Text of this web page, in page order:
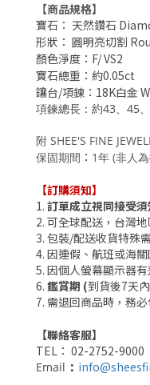
【商品規格】
寶石： 天然鑽石
形狀： 圓明亮切割
顏色淨度 ：F/ VS2
寶石總重 ： 約0.05ct
鑲台/項鍊 ： 18K白金
項鍊總長 ：約43、45
附 SHEE'S FINE
保固期間 ： 1年 (非人
【訂購須知】
1. 訂單成立視同接受
2. 可全球配送，台灣
3. 包裝/配送收貨特殊
4. 因連假、航班或海
5. 因個人螢幕顯示器
6. 鑑賞期 (到貨後7天內
7. 需退回商品時，務
【聯絡客服】
TEL： 02-2752-9000
Email ：